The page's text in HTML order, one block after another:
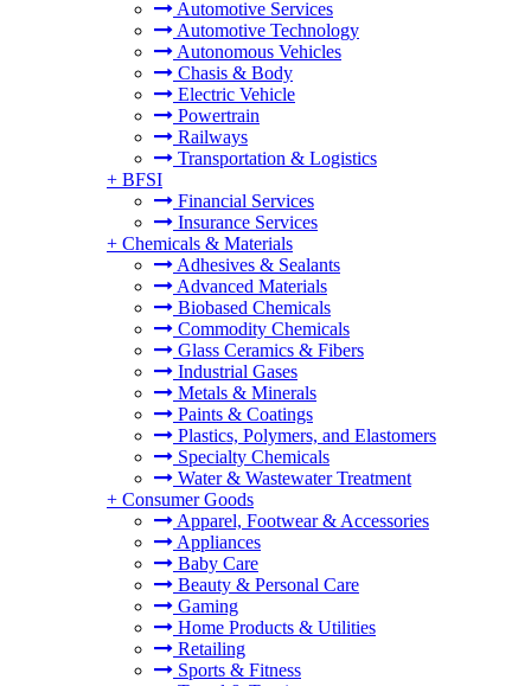
Automotive Services
Automotive Technology
Autonomous Vehicles
Chasis & Body
Electric Vehicle
Powertrain
Railways
Transportation & Logistics
+ BFSI
Financial Services
Insurance Services
+ Chemicals & Materials
Adhesives & Sealants
Advanced Materials
Biobased Chemicals
Commodity Chemicals
Glass Ceramics & Fibers
Industrial Gases
Metals & Minerals
Paints & Coatings
Plastics, Polymers, and Elastomers
Specialty Chemicals
Water & Wastewater Treatment
+ Consumer Goods
Apparel, Footwear & Accessories
Appliances
Baby Care
Beauty & Personal Care
Gaming
Home Products & Utilities
Retailing
Sports & Fitness